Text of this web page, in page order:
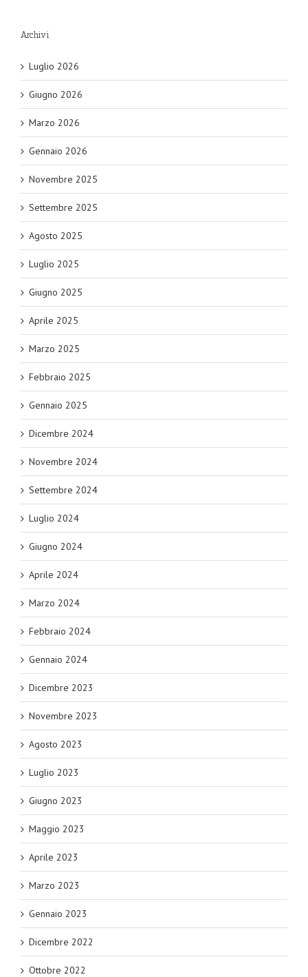
Archivi
Luglio 2026
Giugno 2026
Marzo 2026
Gennaio 2026
Novembre 2025
Settembre 2025
Agosto 2025
Luglio 2025
Giugno 2025
Aprile 2025
Marzo 2025
Febbraio 2025
Gennaio 2025
Dicembre 2024
Novembre 2024
Settembre 2024
Luglio 2024
Giugno 2024
Aprile 2024
Marzo 2024
Febbraio 2024
Gennaio 2024
Dicembre 2023
Novembre 2023
Agosto 2023
Luglio 2023
Giugno 2023
Maggio 2023
Aprile 2023
Marzo 2023
Gennaio 2023
Dicembre 2022
Ottobre 2022